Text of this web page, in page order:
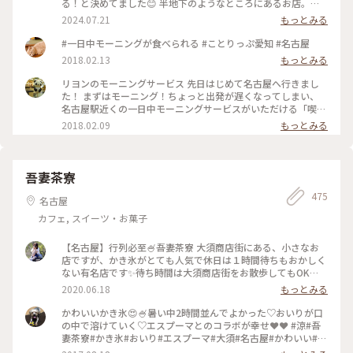
りからはちょっと見えにくくなってます。 オープン30分ほど
前に到着しましたが早くも先客が！ そのあとも次々に列が伸
びていき、オープンする頃には50人近く並んでいました😳 無
事に1巡目で入店！ ソファー席に座ることが出来ました☺️ レト
ロな店内は落ち着いた雰囲気で、真ん中の大きなテーブルはお
ひとり様が多かったです。 リヨンさんでは一日中モーニングを
食べることが出来ます🥰 私はポテトサラダ、夫は野菜サンドに
しました。 私はドリンク代だけでプレスサンドがサービスで
ついてくるもの、夫はドリンク代にプラス料金の玉子・野菜サ
ンドセットでした。 具も美味しいけどパンも美味しい💓 お店
間製パン直営店のアヴァンセさん、行きたかったなあ🥰 #なご
やめし満喫旅行 #名古屋 #モーニング喫茶リヨン #リヨン #モ
2024.07.21
もっとみる
#一日中モーニングが食べられる #ことりっぷ愛知 #名古屋
2018.02.13
もっとみる
リヨンのモーニングサービス 先日はじめて名古屋へ行きまし
た！ まずはモーニング！ちょっと出発が遅くなってしまい、
名古屋駅近くの一日中モーニングサービスがいただける「喫茶
リヨン」へ。 ドリンク1杯でプレスサンドとスナックがいただ
けました。 プレスサンドは5、6種類から選べました。 小倉あ
2018.02.09 もっとみる
吾妻茶寮
名古屋
カフェ, スイーツ・お菓子
475
【名古屋】行列必至🍧吾妻茶寮 大須商店街にある、小さなお
店ですが、かき氷がとても人気で休日は１時間待ちもおかしく
ない有名店です✨待ち時間は大須商店街をお散歩してもOK🙆‍♀️
かき氷は、いろいろなメニューがあり、泡のようなソースのエ
スプーマとふわふわの氷がたまらない☺️💓テレビでも紹介され
ている、間違いなしのお店です！ #日本の夏景色 #かき氷 #愛
知 #名古屋 #大須 #ことりっぷ愛知
2020.06.18
もっとみる
かわいいかき氷😍🍧暑い中2時間並んでよかった♡おいりが口
の中で溶けていく♡エスプーマとのコラボが幸せ❤️❤️ #涼#吾
妻茶寮#かき氷#おいり#エスプーマ#大須#名古屋#かわいい#暑
い夏に耐えるご褒美